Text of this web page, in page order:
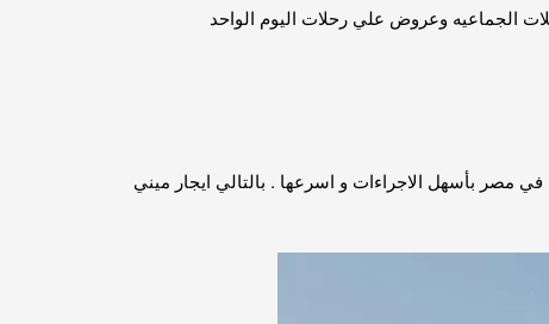
. لذلك ايجار باص سياحي لرحلات الوافدين في مصر بأسهل الاجراءات و اسرعها . بالتالي ايجار ميني